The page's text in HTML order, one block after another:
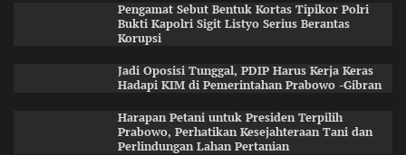
Pengamat Sebut Bentuk Kortas Tipikor Polri
Bukti Kapolri Sigit Listyo Serius Berantas
Korupsi
Jadi Oposisi Tunggal, PDIP Harus Kerja Keras
Hadapi KIM di Pemerintahan Prabowo -Gibran
Harapan Petani untuk Presiden Terpilih
Prabowo, Perhatikan Kesejahteraan Tani dan
Perlindungan Lahan Pertanian